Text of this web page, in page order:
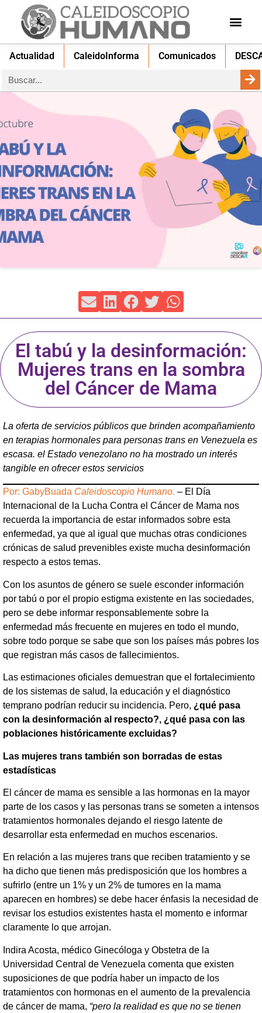
Actualidad CaleidoInforma Comunicados
El tabú y la desinformación:
Mujeres trans en la sombra
del Cáncer de Mama
La oferta de servicios públicos que brinden acompañamiento
en terapias hormonales para personas trans en Venezuela es
escasa. el Estado venezolano no ha mostrado un interés
tangible en ofrecer estos servicios
Por: GabyBuada Caleidoscopio Humano. – El Día
Internacional de la Lucha Contra el Cáncer de Mama nos
recuerda la importancia de estar informados sobre esta
enfermedad, ya que al igual que muchas otras condiciones
crónicas de salud prevenibles existe mucha desinformación
respecto a estos temas.
Con los asuntos de género se suele esconder información
por tabú o por el propio estigma existente en las sociedades,
pero se debe informar responsablemente sobre la
enfermedad más frecuente en mujeres en todo el mundo,
sobre todo porque se sabe que son los países más pobres los
que registran más casos de fallecimientos.
Las estimaciones oficiales demuestran que el fortalecimiento
de los sistemas de salud, la educación y el diagnóstico
temprano podrían reducir su incidencia. Pero, ¿qué pasa
con la desinformación al respecto?, ¿qué pasa con las
poblaciones históricamente excluidas?
Las mujeres trans también son borradas de estas
estadísticas
El cáncer de mama es sensible a las hormonas en la mayor
parte de los casos y las personas trans se someten a intensos
tratamientos hormonales dejando el riesgo latente de
desarrollar esta enfermedad en muchos escenarios.
En relación a las mujeres trans que reciben tratamiento y se
ha dicho que tienen más predisposición que los hombres a
sufrirlo (entre un 1% y un 2% de tumores en la mama
aparecen en hombres) se debe hacer énfasis la necesidad de
revisar los estudios existentes hasta el momento e informar
claramente lo que arrojan.
Indira Acosta, médico Ginecóloga y Obstetra de la
Universidad Central de Venezuela comenta que existen
suposiciones de que podría haber un impacto de los
tratamientos con hormonas en el aumento de la prevalencia
de cáncer de mama, “pero la realidad es que no se tienen